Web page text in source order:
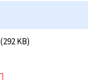
(292 KB)